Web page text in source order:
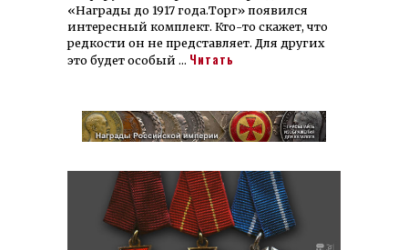
«Награды до 1917 года.Торг» появился
интересный комплект. Кто-то скажет, что
редкости он не представляет. Для других
это будет особый … Читать